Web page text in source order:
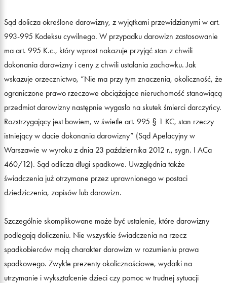
Sąd dolicza określone darowizny, z wyjątkami przewidzianymi w art.
993-995 Kodeksu cywilnego. W przypadku darowizn zastosowanie
ma art. 995 K.c., który wprost nakazuje przyjąć stan z chwili
dokonania darowizny i ceny z chwili ustalania zachowku. Jak
wskazuje orzecznictwo, “Nie ma przy tym znaczenia, okoliczność, że
ograniczone prawo rzeczowe obciążające nieruchomość stanowiącą
przedmiot darowizny następnie wygasło na skutek śmierci darczyńcy.
Rozstrzygający jest bowiem, w świetle art. 995 § 1 KC, stan rzeczy
istniejący w dacie dokonania darowizny” (Sąd Apelacyjny w
Warszawie w wyroku z dnia 23 października 2012 r., sygn. I ACa
460/12). Sąd odlicza długi spadkowe. Uwzględnia także
świadczenia już otrzymane przez uprawnionego w postaci
dziedziczenia, zapisów lub darowizn.
Szczególnie skomplikowane może być ustalenie, które darowizny
podlegają doliczeniu. Nie wszystkie świadczenia na rzecz
spadkobierców mają charakter darowizn w rozumieniu prawa
spadkowego. Zwykłe prezenty okolicznościowe, wydatki na
utrzymanie i wykształcenie dzieci czy pomoc w trudnej sytuacji